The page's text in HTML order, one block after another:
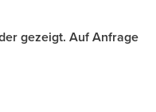
gezeigt. Auf Anfrage